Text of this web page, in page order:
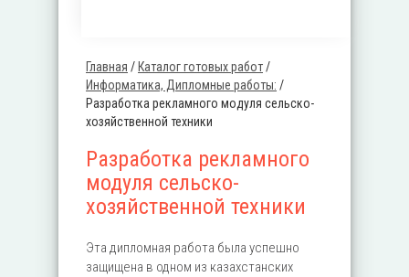
Вы здесь
Главная / Каталог готовых работ/
Информатика, Дипломные работы: /
Разработка рекламного модуля сельско-
хозяйственной техники
Разработка рекламного
модуля сельско-
хозяйственной техники
Эта дипломная работа была успешно
защищена в одном из казахстанских